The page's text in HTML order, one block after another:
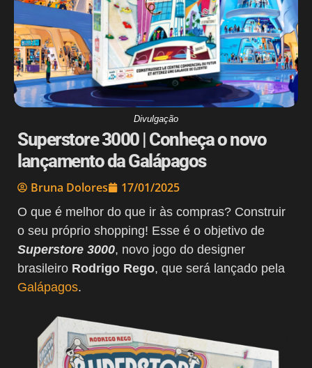
Divulgação
Superstore 3000 | Conheça o novo
lançamento da Galápagos
Bruna Dolores 17/01/2025
O que é melhor do que ir às compras? Construir
o seu próprio shopping!​ Esse é o objetivo de
Superstore 3000, novo jogo do designer
brasileiro Rodrigo Rego, que será lançado pela
Galápagos.